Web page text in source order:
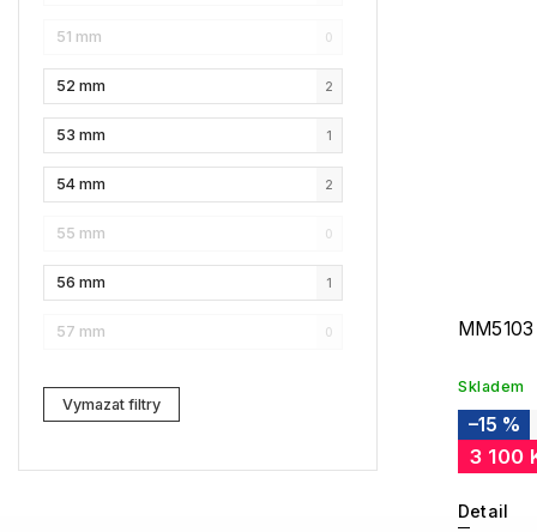
Karl Lagerfeld 1
Love Moschino 0
Pierre Cardin 0
Fossil 0
Web 0
Lacoste 0
Kenzo 0
Carrera
51 mm 0
52 mm 2
53 mm 1
54 mm 2
55 mm 0
56 mm 1
57 mm 0
Vymazat filtry
Skladem
–15 %
3 100
Detail